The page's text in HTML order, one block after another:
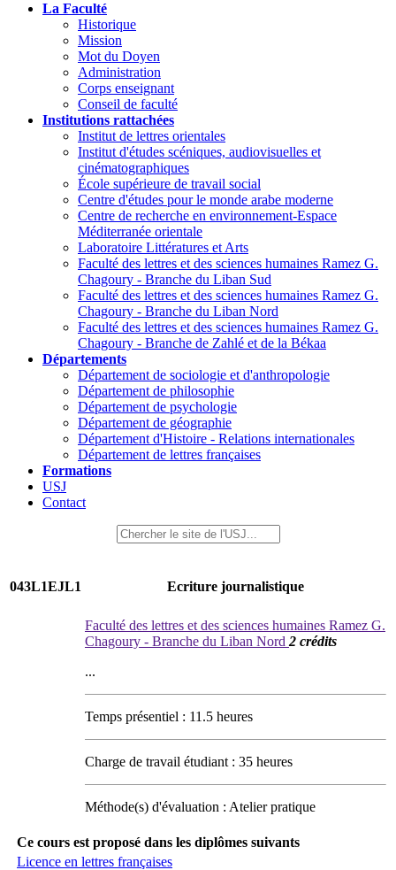
La Faculté
Historique
Mission
Mot du Doyen
Administration
Corps enseignant
Conseil de faculté
Institutions rattachées
Institut de lettres orientales
Institut d'études scéniques, audiovisuelles et
cinématographiques
École supérieure de travail social
Centre d'études pour le monde arabe moderne
Centre de recherche en environnement-Espace
Méditerranée orientale
Laboratoire Littératures et Arts
Faculté des lettres et des sciences humaines Ramez G.
Chagoury - Branche du Liban Sud
Faculté des lettres et des sciences humaines Ramez G.
Chagoury - Branche du Liban Nord
Faculté des lettres et des sciences humaines Ramez G.
Chagoury - Branche de Zahlé et de la Békaa
Départements
Département de sociologie et d'anthropologie
Département de philosophie
Département de psychologie
Département de géographie
Département d'Histoire - Relations internationales
Département de lettres françaises
Formations
USJ
Contact
043L1EJL1 Ecriture journalistique
Faculté des lettres et des sciences humaines Ramez G.
Chagoury - Branche du Liban Nord 2 crédits
...
Temps présentiel : 11.5 heures
Charge de travail étudiant : 35 heures
Méthode(s) d'évaluation : Atelier pratique
Ce cours est proposé dans les diplômes suivants
Licence en lettres françaises